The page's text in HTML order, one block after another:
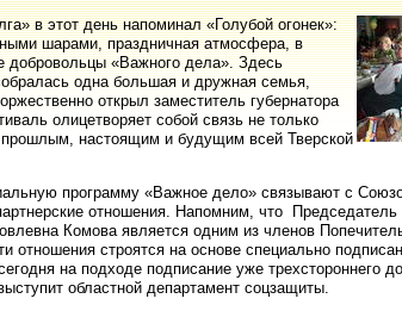
в этот день напоминал «Голубой огонек»:
шарами, праздничная атмосфера, в
добровольцы «Важного дела». Здесь
одна большая и дружная семья,
открыл заместитель губернатора
олицетворяет собой связь не только
настоящим и будущим всей Тверской
программу «Важное дело» связывают с
отношения. Напомним, что Председатель
Комова является одним из членов
отношения строятся на основе специально
на подходе подписание уже трехстороннего
областной департамент соцзащиты.